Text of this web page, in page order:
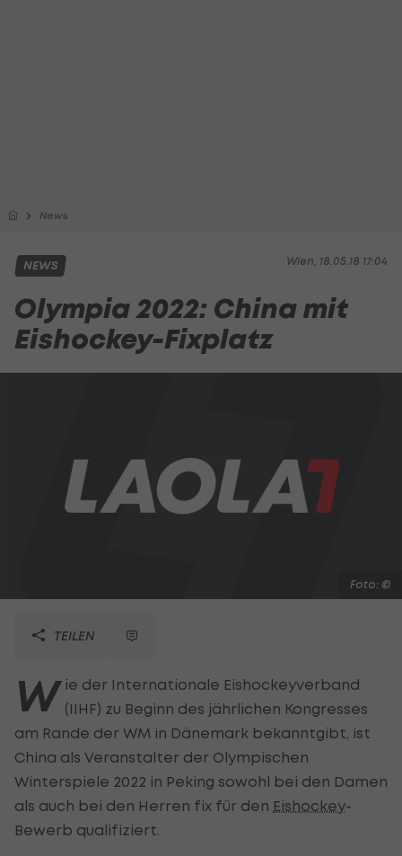
News
Wien, 18.05.18 17:04
NEWS
Olympia 2022: China mit
Eishockey-Fixplatz
Foto: ©
TEILEN
W ie der Internationale Eishockeyverband
(IIHF) zu Beginn des jährlichen Kongresses
am Rande der WM in Dänemark bekanntgibt, ist
China als Veranstalter der Olympischen
Winterspiele 2022 in Peking sowohl bei den Damen
als auch bei den Herren fix für den Eishockey-
Bewerb qualifiziert.